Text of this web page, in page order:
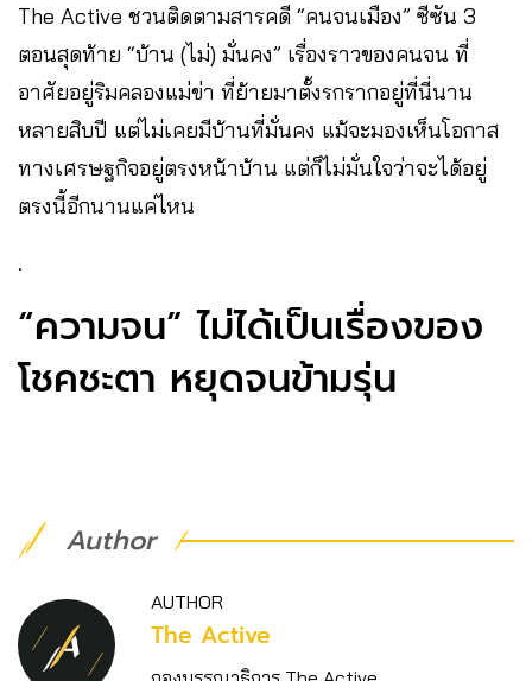
The Active ชวนติดตามสารคดี “คนจนเมือง” ซีซัน 3
ตอนสุดท้าย “บ้าน (ไม่) มั่นคง” เรื่องราวของคนจน ที่
อาศัยอยู่ริมคลองแม่ข่า ที่ย้ายมาตั้งรกรากอยู่ที่นี่นาน
หลายสิบปี แต่ไม่เคยมีบ้านที่มั่นคง แม้จะมองเห็นโอกาส
ทางเศรษฐกิจอยู่ตรงหน้าบ้าน แต่ก็ไม่มั่นใจว่าจะได้อยู่
ตรงนี้อีกนานแค่ไหน
.
“ความจน” ไม่ได้เป็นเรื่องของ
โชคชะตา หยุดจนข้ามรุ่น
Author
AUTHOR
The Active